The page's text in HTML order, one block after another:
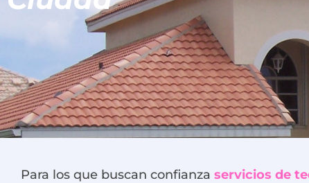
Para los que buscan confianza servicios de